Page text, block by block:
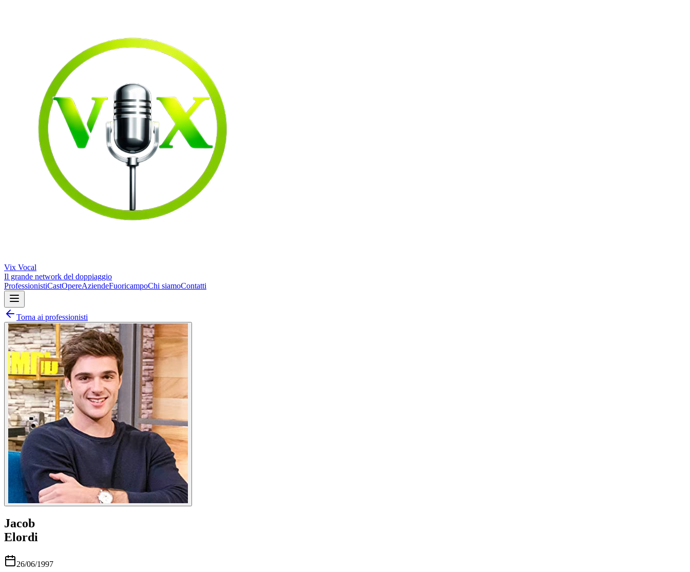
Vix Vocal
Il grande network del doppiaggio
ProfessionistiCastOpereAziendeFuoricampoChi siamoContatti
Torna ai professionisti
Jacob
Elordi
26/06/1997